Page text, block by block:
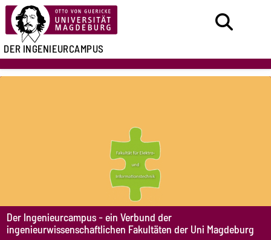
DER INGENIEURCAMPUS
Der Ingenieurcampus - ein Verbund der
ingenieurwissenschaftlichen Fakultäten der Uni Magdeburg